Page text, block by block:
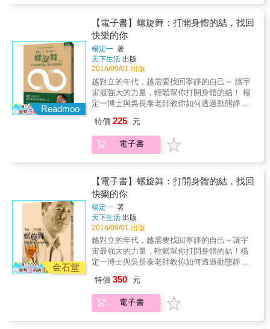
抗疫保養身心健康最新力作！ 如傳奇故事般的
內容，卻包含最適合現代人的養生智慧！ 以清
楚明瞭的功法圖說，讓每個人都能輕易上手！
不需任何花費及準備，隨時隨地都可以輕鬆開
始練習！
球，呈馬步姿態，仿龍行蛇步&hellip;&hellip;
苦行老道曾經對汪老透露說：「每個修道人辦
道的法門各自不同，只管自己一路修去，才會
有水落石出的一天。我的方法主要在於採清去
濁，所以你和我多年之間，可否看我橫陳臥榻
過？為何？理由很簡單，吾人所吃五穀雜糧混
雜之物，入喉之後無不成糞，若再不從穀道排
泄，久之就成戕害，所以我傳授給你的龜鶴吐
納，目的就在此處。數十年來，我無日不走，
在走化之中，所有的氣脈自行通達，所有一切
本書特色 暢銷國內外的靜坐這一檔子事系列，
抗疫保養身心健康最新力作！ 如傳奇故事般的
內容，卻包含最適合現代人的養生智慧！ 以清
不需任何花費及準備，隨時隨地都可以輕鬆開
始練習！
所訴說的心語，極具有參考價值，特別是學習
有莫大的助益。吾人靜坐之所以無法得靜，最
重要是在於內心無法獲得平靜，對於外境又無
法去除誘惑，因此性和命始終無法融一，尤其
是前面我們有探討到的『慎獨』，王陽明更有
其獨特的主張與傳述。」 ◎找回現代人失去的
能量，喚醒每個人的內在潛能。 「人的呼吸基
本上一天之中不會少於一萬四千次，如果在每
一個出入息之間，心和呼吸都能真正地打成一
聞的功夫，自性不昧，久久自然可以凝神入
穴，了解心息相依之理。」 「十六錠金所謂的
水火既濟，所說的也便是在講整個腎臟功能如
何透過呼吸，進一步用腎臟的水去調和心火，
真氣的運轉所產生滿口的津液，裡面已經附著
了豐富的酶和多種對人體有效自造的元素。透
過呼吸調節意念觀想，久而久之，便不會有任
何因為氣血不足所引發的病症，包含一切的神
經系統所引發的風症，均有預防的功能。」 ◎
掌握方法，讓你坐得更加安心。 「有一位在大
學任教的教授修學靜坐極長一段時間，但總覺
得不得其門而入，並且常常會覺得腰痠背痛、
腸胃鼓脹&hellip;&hellip;導致腸胃和腎臟都出了
問題，若沒有經驗的明師帶領，給予正確的運
行方法和配合出入息意念帶動升降的路線，則
是很危險的一件事情。」 「所以師尊常常以此
例子提醒我們，靜坐最重要的在於心性的清靜
配合吐納調息，活動筋骨，不讓八脈淤滯。初
階靜坐的同道可以於上座或下座配合動靜兩宜
的功夫，對於養生、煉氣、調神、補精、化氣
應該有它的助緣。」 ◎古代名人都為之瘋狂的
養生潮流！ 「蘇東坡經常告訴他身邊的人，睡
得好、吃得好、多勞動，心中無物便是世俗人
修道無上之妙寶，碰到有緣的人，他也不吝把
他自己從道家所學的養生導引之術傳授他人，
例如道家的八段錦、十二長生沐浴導引術、五
行運行周身法等等，都是蘇東坡日日自己在操
錄的都是王陽明藉由平日和門生或往來的同好
所訴說的心語，極具有參考價值，特別是學習
道家、靜坐若能夠熟讀此書，對於心性絕對會
重要是在於內心無法獲得平靜，對於外境又無
法去除誘惑，因此性和命始終無法融一，尤其
是前面我們有探討到的『慎獨』，王陽明更有
其獨特的主張與傳述。」 ◎找回現代人失去的
能量，喚醒每個人的內在潛能。 「人的呼吸基
本上一天之中不會少於一萬四千次，如果在每
一個出入息之間，心和呼吸都能真正地打成一
片，並且了了分明，在靜默之間，都懂得用返
穴，了解心息相依之理。」 「十六錠金所謂的
何透過呼吸，進一步用腎臟的水去調和心火，
這才是水火互相滋補的道理。經由呼吸和體內
真氣的運轉所產生滿口的津液，裡面已經附著
訣，歷經數十年實修實證，深刻體悟師父師尊
意，終得珍貴稀世的養生心得成果。 作者娓娓
道來一生尋師遇法的傳奇經歷，不僅帶領我們
再度踏足古人修道的世界，更首度公開私傳精
髓導引功法，其中珍貴密要竅訣盡納其中。 作
者所謂，導引煉氣首在於讓自己的呼吸反覆進
行於甚深、悠長、細勻，而且如同游絲過針一
般地細緻，連自己的雙耳都未曾聞聽得到。亦
即《老子》一書中所言之「專氣致柔，能如嬰
最基礎之處，在於心不能著物，心若有物，即
便在表皮上面的痠、癢、脹、痛、麻、動等等
細處分心，則真炁不生，真炁不生，行功無
用。此與佛法修行強調的「修心之境」又同時
遠近相應，同乎一理。 精、氣、神本是人的生
命基本要素，現代人因勞心勞力等等的耗損，
導致氣易洩，精易漏，神易離。因此養生之
要，便在於「氣足」、「精充」、「神完」。
一如作者所言，氣功導引讓奇經八脈和十二經
絡能無阻地運行，並且處在寂靜空無的狀態
中，使形神與自然合一，所謂「心息相依，形
神同俱」。 其中包括：站樁六式、達摩易筋經
十二式、養生簡易功法九式、奇經八脈基礎疏
導功法六式和收功四式。獨門功法，簡單易
學，讓你輕鬆擁有健康幸福人生！
Readmoo
【電子書】螺旋舞：打開身體的結，找回
快樂的你
楊定一 著
天下生活 出版
2016/09/01 出版
越對立的年代，越需要找回寧靜的自己～ 讓宇
宙最強大的力量，輕鬆幫你打開身體的結！ 楊
定一博士與吳長泰老師教你如何透過動態靜
中， 不知不覺，身心逐漸扭曲，日夜積累無數
的「結」， 於是，身體用各種疼痛來抗議， 心
也隨時被念頭、煩惱、焦慮和憂鬱給帶走
身體畫出相對相成的&infin;， 把脊椎與關節一
一鬆開，打通全身氣脈， 鬆開身體的「結」，
回復健康體態， 鬆開心裡的「結」，釋放深層
情緒， 這時，快樂會像泉水般流向你，盈滿每
一天。 & *30萬讀者期待的《真原醫》「螺旋拉
伸」影音實做版！ & 《真原醫》裡，楊定一博
士曾介紹結合東、西方運動精髓，將宇宙萬物
生命形成的螺旋原理，融合而成的基礎螺旋拉
伸動作。2016年最新影音著作《螺旋舞》，楊
定一博士親自講解，匯整著作觀念，具體實踐
實做，分格影音教學，教你如何用身體畫一個
「8」（&infin;，無限大符號）字。透過這種最
少、最簡單的「動」，就可以達到最大的身心
特價 225 元
電子書
金石堂
【電子書】螺旋舞：打開身體的結，找回
快樂的你
楊定一 著
天下生活 出版
2016/09/01 出版
越對立的年代，越需要找回寧靜的自己～讓宇
宙最強大的力量，輕鬆幫你打開身體的結！楊
定一博士與吳長泰老師教你如何透過動態靜
中，不知不覺，身心逐漸扭曲，日夜積累無數
的「結」，於是，身體用各種疼痛來抗議，心
也隨時被念頭、煩惱、焦慮和憂鬱給帶走……
特價 350 元
電子書